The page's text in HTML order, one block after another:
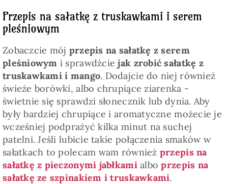
Przepis na sałatkę z truskawkami i serem
pleśniowym
Zobaczcie mój przepis na sałatkę z serem
pleśniowym i sprawdźciejak zrobić sałatkę z
truskawkami i mango. Dodajcie do niej również
świeże borówki, albo chrupiące ziarenka -
świetnie się sprawdzi słonecznik lub dynia. Aby
były bardziej chrupiące i aromatyczne możecie je
wcześniej podprażyć kilka minut na suchej
patelni. Jeśli lubicie takie połączenia smaków w
sałatkach to polecam wam również przepis na
sałatkę z pieczonymi jabłkamialboprzepis na
sałatkę ze szpinakiem i truskawkami.